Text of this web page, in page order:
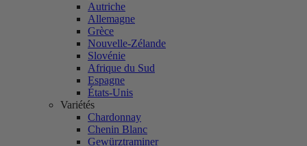
Autriche
Allemagne
Grèce
Nouvelle-Zélande
Slovénie
Afrique du Sud
Espagne
États-Unis
Variétés
Chardonnay
Chenin Blanc
Gewürztraminer